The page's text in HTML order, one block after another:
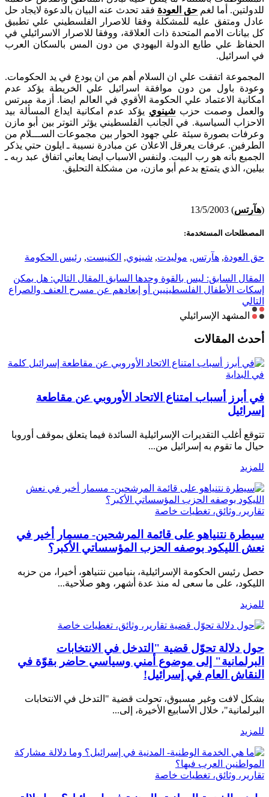
للدولتين. أما لغم حق العودة فقد تحدث عنه البيان بالدعوة لايجاد حل
عادل ومتفق عليه للمشكلة وفقا للاصرار الفلسطيني علي تطبيق
كل بيانات الامم المتحدة ذات العلاقة، ووفقا للاصرار الاسرائيلي في
الحفاظ علي طابع الدولة اليهودي من دون المس بالسكان العرب
في اسرائيل.
المجموعة اتفقت علي ان السلام أهم من ان يودع في يد الحكومات.
وعودة باول من دون موافقة اسرائيل علي الخريطة يؤكد عدم
امكانية الاعتماد علي الحكومة الأقوي في العالم ايضا. أزمة ميرتس
والعمل وصمت حزب شينوي يؤكد عدم امكانية ايداع المسألة بيد
الاحزاب السياسية. في الجانب الفلسطيني يؤثر التوتر بين أبو مازن
وعرفات بصورة سيئة علي جهود الحوار بين مجموعات الســـلام من
الطرفين. عرفات يعرقل الاعلان عن مبادرة نسيبة ـ ايلون حتي يذكر
الجميع بأنه هو رب البيت. ولنفس الاسباب ايضا يعاني اتفاق عبد ربه ـ
بيلين، الذي يتمتع بدعم أبو مازن، من مشكلة التحليق.
(هآرتس) 13/5/2003
المصطلحات المستخدمة:
حق العودة, هآرتس, موليدت, شينوي, الكنيست, رئيس الحكومة
المقال السابق: ليس بالقوة وحدها السابق المقال التالي: هل يمكن
إسكات الأطفال الفلسطينيين أو إبعادهم عن مسرح العنف والصراع
التالي
المشهد الإسرائيلي
أحدث المقالات
كلمة
في البداية
في أبرز أسباب امتناع الاتحاد الأوروبي عن مقاطعة
إسرائيل
تتوقع أغلب التقديرات الإسرائيلية السائدة فيما يتعلق بموقف أوروبا
حيال ما تقوم به إسرائيل من...
للمزيد
تقارير، وثائق، تغطيات خاصة
سيطرة نتنياهو على قائمة المرشحين- مسمار أخير في
نعش الليكود بوصفه الحزب المؤسساتي الأكبر؟
حصل رئيس الحكومة الإسرائيلية، بنيامين نتنياهو، أخيرا، من حزبه
الليكود، على ما سعى له منذ عدة أشهر، وهو صلاحية...
للمزيد
تقارير، وثائق، تغطيات خاصة
حول دلالة تحوّل قضية "التدخل في الانتخابات
البرلمانية" إلى موضوع أمني وسياسي حاضر بقوّة في
النقاش العام في إسرائيل!
بشكل لافت وغير مسبوق، تحولت قضية "التدخل في الانتخابات
البرلمانية"، خلال الأسابيع الأخيرة، إلى...
للمزيد
تقارير، وثائق، تغطيات خاصة